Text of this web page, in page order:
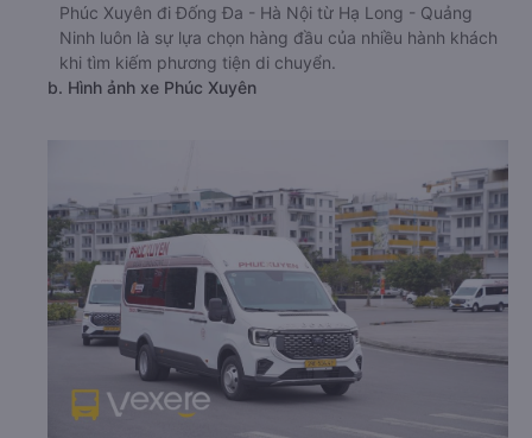
Phúc Xuyên đi Đống Đa - Hà Nội từ Hạ Long - Quảng
Ninh luôn là sự lựa chọn hàng đầu của nhiều hành khách
khi tìm kiếm phương tiện di chuyển.
b. Hình ảnh xe Phúc Xuyên